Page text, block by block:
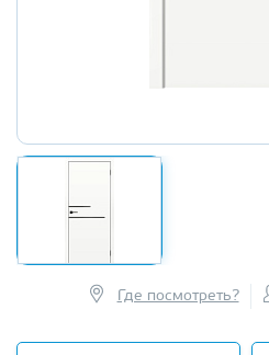
Где посмотреть?